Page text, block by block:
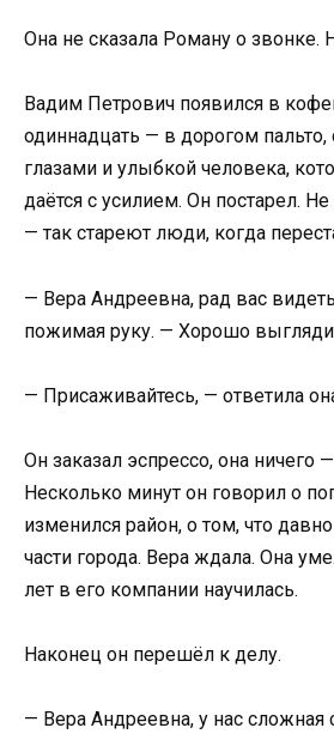
Она не сказала Роману о звонке.
Вадим Петрович появился в
одиннадцать — в дорогом пальто,
глазами и улыбкой человека,
даётся с усилием. Он постарел.
— так стареют люди, когда
— Вера Андреевна, рад вас
пожимая руку. — Хорошо
— Присаживайтесь, — ответила
Он заказал эспрессо, она ничего
Несколько минут он говорил о
изменился район, о том, что
части города. Вера ждала. Она
лет в его компании научилась.
Наконец он перешёл к делу.
— Вера Андреевна, у нас сложная